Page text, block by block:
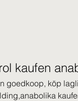
kaufen
goedkoop, köp